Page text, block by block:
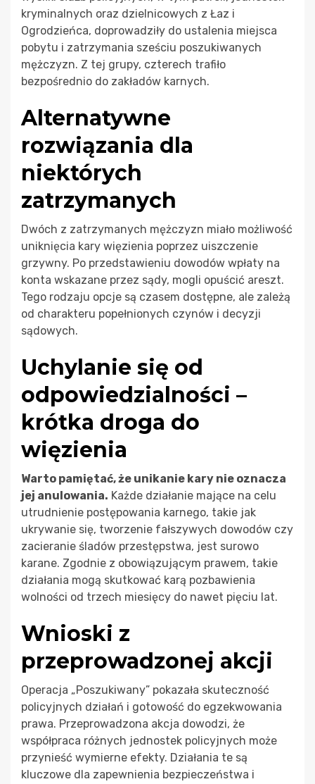
kryminalnych oraz dzielnicowych z Łaz i
Ogrodzieńca, doprowadziły do ustalenia miejsca
pobytu i zatrzymania sześciu poszukiwanych
mężczyzn. Z tej grupy, czterech trafiło
bezpośrednio do zakładów karnych.
Alternatywne
rozwiązania dla
niektórych
zatrzymanych
Dwóch z zatrzymanych mężczyzn miało możliwość
uniknięcia kary więzienia poprzez uiszczenie
grzywny. Po przedstawieniu dowodów wpłaty na
konta wskazane przez sądy, mogli opuścić areszt.
Tego rodzaju opcje są czasem dostępne, ale zależą
od charakteru popełnionych czynów i decyzji
sądowych.
Uchylanie się od
odpowiedzialności –
krótka droga do
więzienia
Warto pamiętać, że unikanie kary nie oznacza
jej anulowania. Każde działanie mające na celu
utrudnienie postępowania karnego, takie jak
ukrywanie się, tworzenie fałszywych dowodów czy
zacieranie śladów przestępstwa, jest surowo
karane. Zgodnie z obowiązującym prawem, takie
działania mogą skutkować karą pozbawienia
wolności od trzech miesięcy do nawet pięciu lat.
Wnioski z
przeprowadzonej akcji
Operacja „Poszukiwany” pokazała skuteczność
policyjnych działań i gotowość do egzekwowania
prawa. Przeprowadzona akcja dowodzi, że
współpraca różnych jednostek policyjnych może
przynieść wymierne efekty. Działania te są
kluczowe dla zapewnienia bezpieczeństwa i